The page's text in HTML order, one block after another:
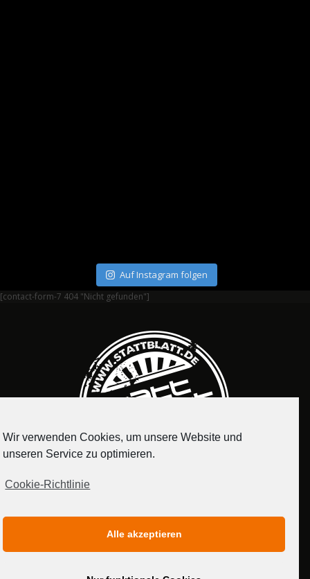
Auf Instagram folgen
[contact-form-7 404 "Nicht gefunden"]
MEDIADATEN
Wir verwenden Cookies, um unsere Website und
unseren Service zu optimieren.
Cookie-Richtlinie
Alle akzeptieren